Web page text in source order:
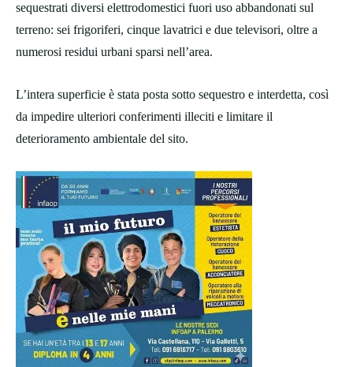
sequestrati diversi elettrodomestici fuori uso abbandonati sul
terreno: sei frigoriferi, cinque lavatrici e due televisori, oltre a
numerosi residui urbani sparsi nell’area.
L’intera superficie è stata posta sotto sequestro e interdetta, così
da impedire ulteriori conferimenti illeciti e limitare il
deterioramento ambientale del sito.